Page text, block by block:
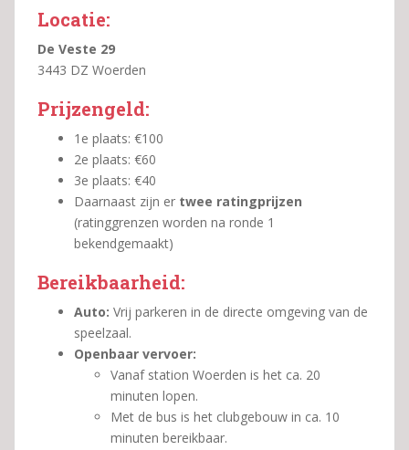
Locatie:
De Veste 29
3443 DZ Woerden
Prijzengeld:
1e plaats: €100
2e plaats: €60
3e plaats: €40
Daarnaast zijn er twee ratingprijzen
(ratinggrenzen worden na ronde 1
bekendgemaakt)
Bereikbaarheid:
Auto: Vrij parkeren in de directe omgeving van de
speelzaal.
Openbaar vervoer:
Vanaf station Woerden is het ca. 20
minuten lopen.
Met de bus is het clubgebouw in ca. 10
minuten bereikbaar.